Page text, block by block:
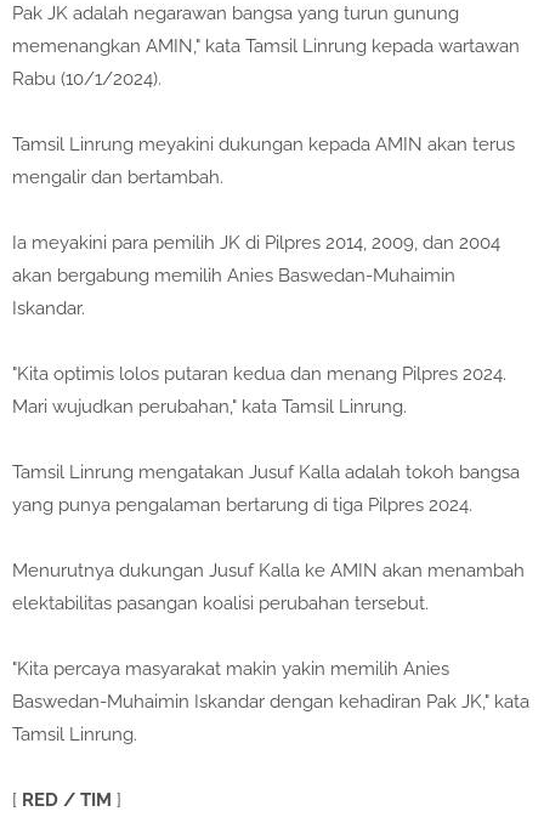
Pak JK adalah negarawan bangsa yang turun gunung
memenangkan AMIN," kata Tamsil Linrung kepada wartawan
Rabu (10/1/2024).
Tamsil Linrung meyakini dukungan kepada AMIN akan terus
mengalir dan bertambah.
Ia meyakini para pemilih JK di Pilpres 2014, 2009, dan 2004
akan bergabung memilih Anies Baswedan-Muhaimin
Iskandar.
"Kita optimis lolos putaran kedua dan menang Pilpres 2024.
Mari wujudkan perubahan," kata Tamsil Linrung.
Tamsil Linrung mengatakan Jusuf Kalla adalah tokoh bangsa
yang punya pengalaman bertarung di tiga Pilpres 2024.
Menurutnya dukungan Jusuf Kalla ke AMIN akan menambah
elektabilitas pasangan koalisi perubahan tersebut.
"Kita percaya masyarakat makin yakin memilih Anies
Baswedan-Muhaimin Iskandar dengan kehadiran Pak JK," kata
Tamsil Linrung.
[ RED / TIM ]